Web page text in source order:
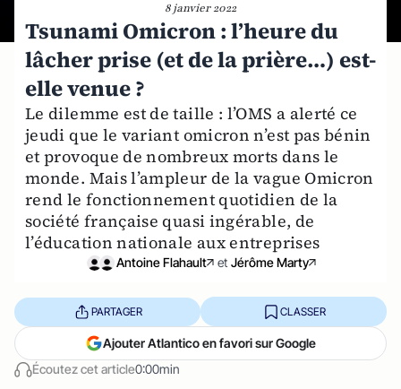
8 janvier 2022
Tsunami Omicron : l’heure du
lâcher prise (et de la prière…) est-
elle venue ?
Le dilemme est de taille : l’OMS a alerté ce
jeudi que le variant omicron n’est pas bénin
et provoque de nombreux morts dans le
monde. Mais l’ampleur de la vague Omicron
rend le fonctionnement quotidien de la
société française quasi ingérable, de
l’éducation nationale aux entreprises
Antoine Flahault et Jérôme Marty
Écoutez cet article0:00min
PARTAGER CLASSER
Ajouter Atlantico en favori sur Google